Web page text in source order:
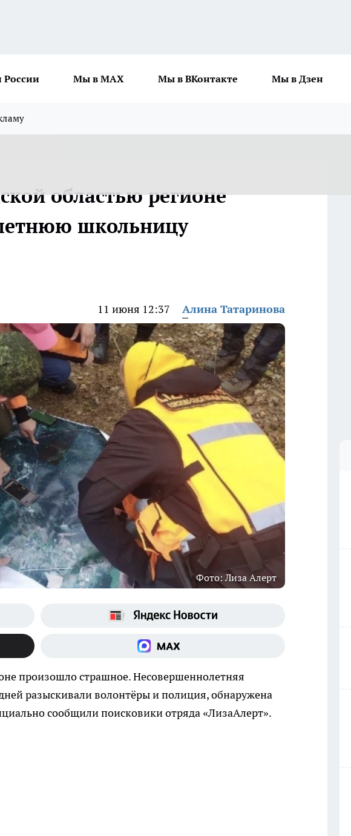
России Мы в MAX Мы в ВКонтакте Мы в Дзен
областью регионе
школьницу
11 июня 12:37 Алина Татаринова
Фото: Лиза Алерт
произошло страшное. Несовершеннолетняя
разыскивали волонтёры и полиция, обнаружена
сообщили поисковики отряда «ЛизаАлерт».